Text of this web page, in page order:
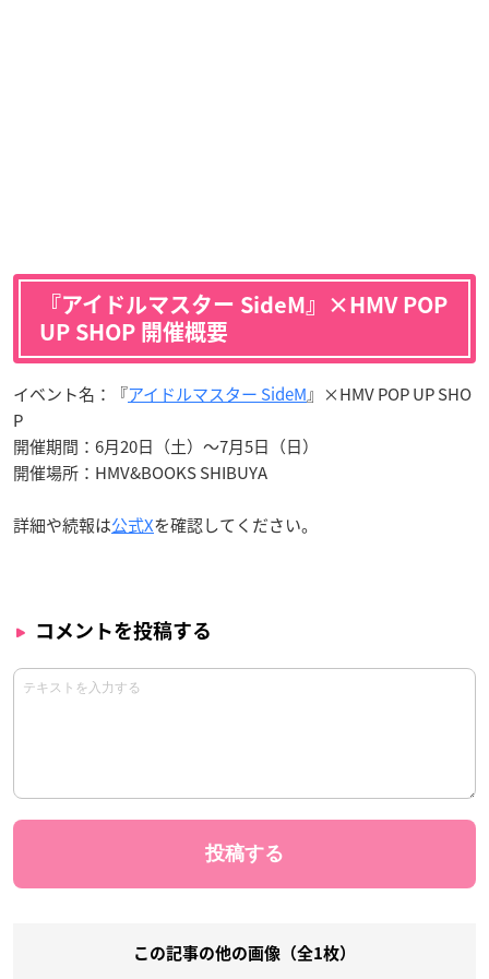
『アイドルマスター SideM』×HMV POP
UP SHOP 開催概要
イベント名：『アイドルマスター SideM』×HMV POP UP SHO
P
開催期間：6月20日（土）〜7月5日（日）
開催場所：HMV&BOOKS SHIBUYA
詳細や続報は公式Xを確認してください。
コメントを投稿する
この記事の他の画像（全1枚）